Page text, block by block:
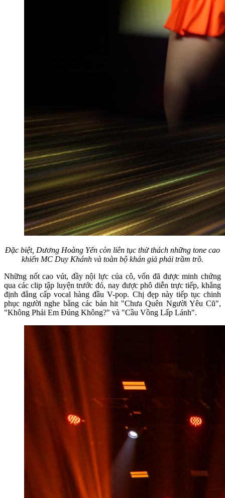
Đặc biệt, Dương Hoàng Yến còn liên tục thử thách những tone cao
khiến MC Duy Khánh và toàn bộ khán giả phải trầm trồ.
Những nốt cao vút, đầy nội lực của cô, vốn đã được minh chứng
qua các clip tập luyện trước đó, nay được phô diễn trực tiếp, khẳng
định đẳng cấp vocal hàng đầu V-pop. Chị đẹp này tiếp tục chinh
phục người nghe bằng các bản hit "Chưa Quên Người Yêu Cũ",
"Không Phải Em Đúng Không?" và "Cầu Vồng Lấp Lánh".